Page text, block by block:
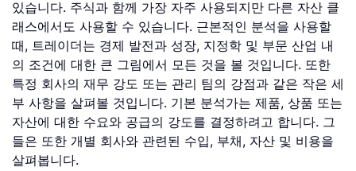
있습니다. 주식과 함께 가장 자주 사용되지만 다른 자산 클
래스에서도 사용할 수 있습니다. 근본적인 분석을 사용할
때, 트레이더는 경제 발전과 성장, 지정학 및 부문 산업 내
의 조건에 대한 큰 그림에서 모든 것을 볼 것입니다. 또한
특정 회사의 재무 강도 또는 관리 팀의 강점과 같은 작은 세
부 사항을 살펴볼 것입니다. 기본 분석가는 제품, 상품 또는
자산에 대한 수요와 공급의 강도를 결정하려고 합니다. 그
들은 또한 개별 회사와 관련된 수입, 부채, 자산 및 비용을
살펴봅니다.